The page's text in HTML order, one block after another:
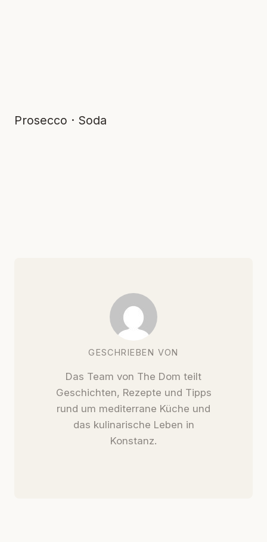
Prosecco · Soda
GESCHRIEBEN VON
Das Team von The Dom teilt
Geschichten, Rezepte und Tipps
rund um mediterrane Küche und
das kulinarische Leben in
Konstanz.